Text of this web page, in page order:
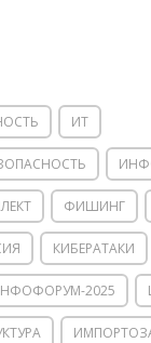
ИТ
ФИШИНГ
КИБЕРАТАКИ
2025